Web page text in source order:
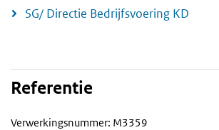
SG/ Directie Bedrijfsvoering KD
Referentie
Verwerkingsnummer: M3359